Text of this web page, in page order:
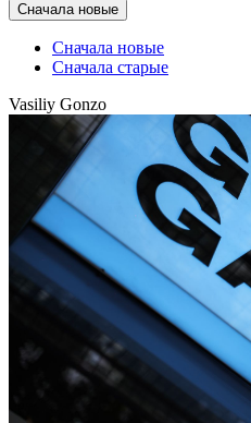
Сначала новые
Сначала новые
Сначала старые
Vasiliy Gonzo